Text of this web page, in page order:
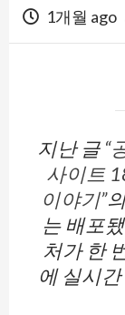
1개월 ago
지난 글 “
사이트
이야기”
는 배포
처가 한
에 실시